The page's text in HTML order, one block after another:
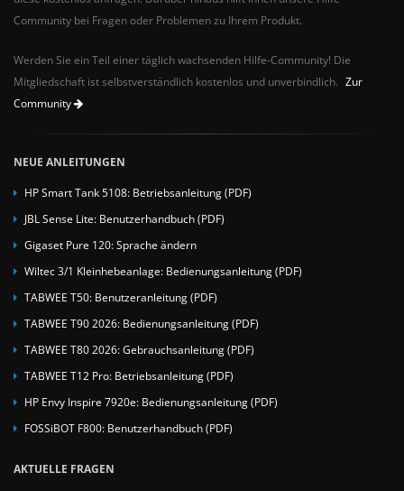
Community bei Fragen oder Problemen zu Ihrem Produkt.
Werden Sie ein Teil einer täglich wachsenden Hilfe-Community! Die
Mitgliedschaft ist selbstverständlich kostenlos und unverbindlich. Zur
Community
NEUE ANLEITUNGEN
HP Smart Tank 5108: Betriebsanleitung (PDF)
JBL Sense Lite: Benutzerhandbuch (PDF)
Gigaset Pure 120: Sprache ändern
Wiltec 3/1 Kleinhebeanlage: Bedienungsanleitung (PDF)
TABWEE T50: Benutzeranleitung (PDF)
TABWEE T90 2026: Bedienungsanleitung (PDF)
TABWEE T80 2026: Gebrauchsanleitung (PDF)
TABWEE T12 Pro: Betriebsanleitung (PDF)
HP Envy Inspire 7920e: Bedienungsanleitung (PDF)
FOSSiBOT F800: Benutzerhandbuch (PDF)
AKTUELLE FRAGEN